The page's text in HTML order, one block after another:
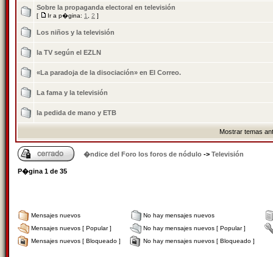
Sobre la propaganda electoral en televisión
[ Ir a p�gina: 1 2 ]
Los niños y la televisión
la TV según el EZLN
«La paradoja de la disociación» en El Correo.
La fama y la televisión
la pedida de mano y ETB
Mostrar temas
�ndice del Foro los foros de nódulo -> Televisión
P�gina 1 de 35
Mensajes nuevos
No hay mensajes nuevos
Mensajes nuevos [ Popular ]
No hay mensajes nuevos [ Popular ]
Mensajes nuevos [ Bloqueado ]
No hay mensajes nuevos [ Bloqueado ]